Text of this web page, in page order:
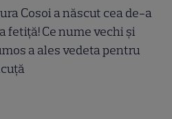
Cosoi a născut cea de-a
fetiță! Ce nume vechi și
a ales vedeta pentru